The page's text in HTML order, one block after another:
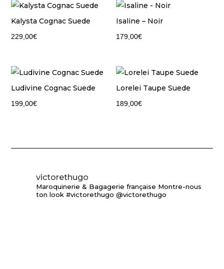
Kalysta Cognac Suede
229,00€
Isaline – Noir
179,00€
Ludivine Cognac Suede
199,00€
Lorelei Taupe Suede
189,00€
victorethugo
Maroquinerie & Bagagerie française Montre-nous
ton look #victorethugo @victorethugo